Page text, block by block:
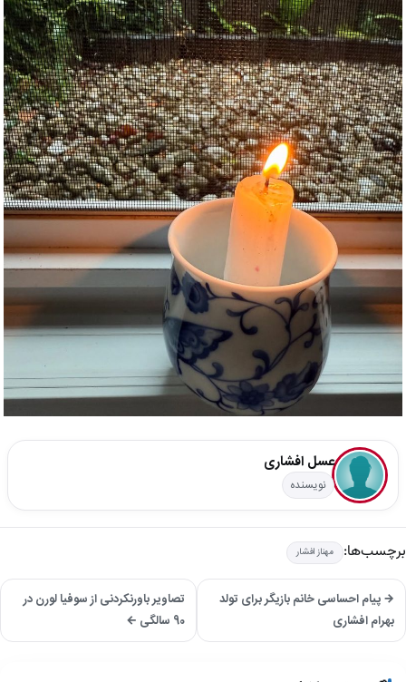
عسل افشاری
نویسنده
برچسب‌ها: مهناز افشار
→ پیام احساسی خانم بازیگر برای تولد
بهرام افشاری
تصاویر باورنکردنی از سوفیا لورن در
90 سالگی ←